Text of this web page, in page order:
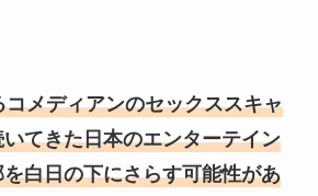
メディアンのセックススキャ
てきた日本のエンターテイン
白日の下にさらす可能性があ